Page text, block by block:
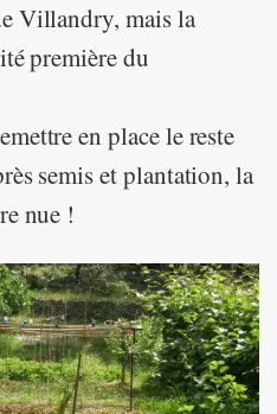
Villandry, mais la
première du
en place le reste
semis et plantation, la
nue !